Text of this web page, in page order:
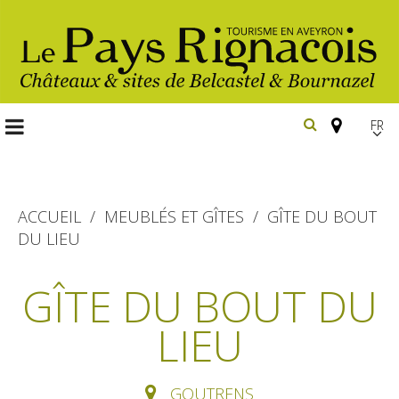
FR
incontournables
Belcastel, village et château
Bournazel, village et château
Randonnée
En vélo, à vtt
ACCUEIL MEUBLÉS ET GÎTES
GÎTE DU BOUT
DU LIEU
GÎTE DU BOUT DU
LIEU
GOUTRENS